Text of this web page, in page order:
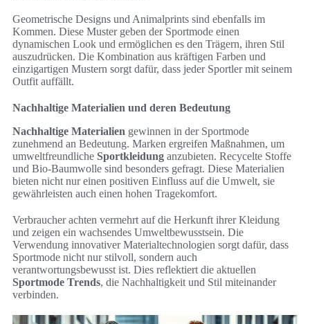
Geometrische Designs und Animalprints sind ebenfalls im
Kommen. Diese Muster geben der Sportmode einen
dynamischen Look und ermöglichen es den Trägern, ihren Stil
auszudrücken. Die Kombination aus kräftigen Farben und
einzigartigen Mustern sorgt dafür, dass jeder Sportler mit seinem
Outfit auffällt.
Nachhaltige Materialien und deren Bedeutung
Nachhaltige Materialien gewinnen in der Sportmode
zunehmend an Bedeutung. Marken ergreifen Maßnahmen, um
umweltfreundliche Sportkleidung anzubieten. Recycelte Stoffe
und Bio-Baumwolle sind besonders gefragt. Diese Materialien
bieten nicht nur einen positiven Einfluss auf die Umwelt, sie
gewährleisten auch einen hohen Tragekomfort.
Verbraucher achten vermehrt auf die Herkunft ihrer Kleidung
und zeigen ein wachsendes Umweltbewusstsein. Die
Verwendung innovativer Materialtechnologien sorgt dafür, dass
Sportmode nicht nur stilvoll, sondern auch
verantwortungsbewusst ist. Dies reflektiert die aktuellen
Sportmode Trends, die Nachhaltigkeit und Stil miteinander
verbinden.